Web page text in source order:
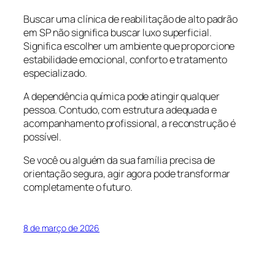
Buscar uma clínica de reabilitação de alto padrão
em SP não significa buscar luxo superficial.
Significa escolher um ambiente que proporcione
estabilidade emocional, conforto e tratamento
especializado.
A dependência química pode atingir qualquer
pessoa. Contudo, com estrutura adequada e
acompanhamento profissional, a reconstrução é
possível.
Se você ou alguém da sua família precisa de
orientação segura, agir agora pode transformar
completamente o futuro.
8 de março de 2026